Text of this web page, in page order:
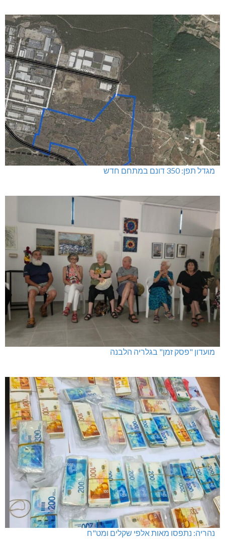
מגדל תפן: 350 דונם במתחם חדש
מועדון "פסק זמן" בגלריה הלבנה
נהריה: נתפסו מאות אלפי שקלים ומט"ח